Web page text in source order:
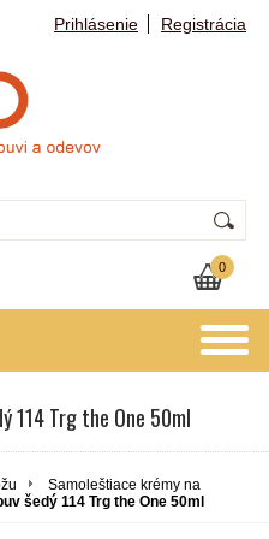
Prihlásenie Registrácia
0
114 Trg the One 50ml
Samoleštiace krémy na
šedý 114 Trg the One 50ml